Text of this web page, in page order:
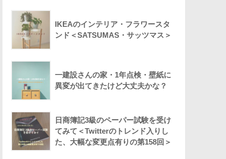
IKEAのインテリア・フラワースタ
ンド＜SATSUMAS・サッツマス＞
一建設さんの家・1年点検・壁紙に
異変が出てきたけど大丈夫かな？
日商簿記3級のペーパー試験を受け
てみて＜Twitterのトレンド入りし
た、大幅な変更点有りの第158回＞